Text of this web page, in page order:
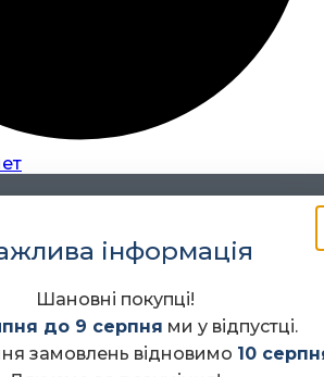
інформація
Шановні покупці!
до 9 серпня ми у відпустці.
замовлень відновимо 10